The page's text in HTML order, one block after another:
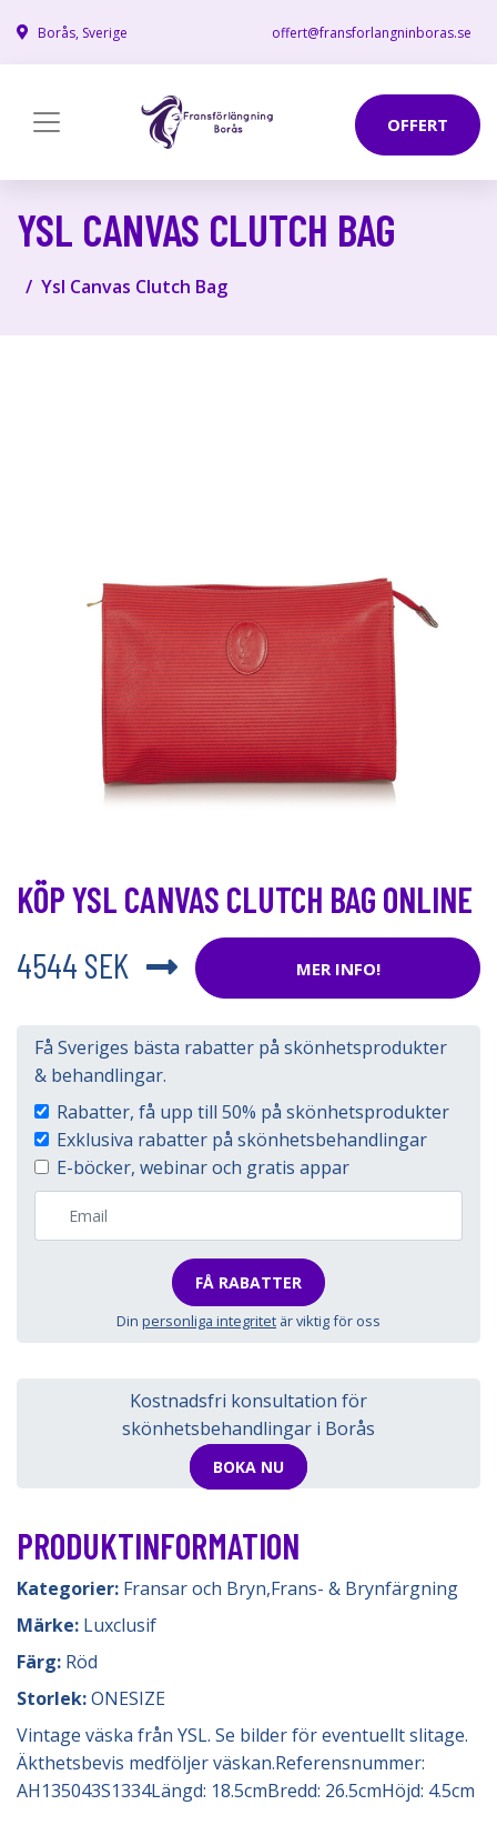
Borås, Sverige offert@fransforlangninboras.se
OFFERT
YSL CANVAS CLUTCH BAG
Ysl Canvas Clutch Bag
KÖP YSL CANVAS CLUTCH BAG ONLINE
4544 SEK
MER INFO!
Få Sveriges bästa rabatter på skönhetsprodukter
& behandlingar.
Rabatter, få upp till 50% på skönhetsprodukter
Exklusiva rabatter på skönhetsbehandlingar
E-böcker, webinar och gratis appar
FÅ RABATTER
Din personliga integritet är viktig för oss
Kostnadsfri konsultation för
skönhetsbehandlingar i Borås
BOKA NU
PRODUKTINFORMATION
Kategorier: Fransar och Bryn,Frans- & Brynfärgning
Märke: Luxclusif
Färg: Röd
Storlek:ONESIZE
Vintage väska från YSL. Se bilder för eventuellt slitage.
Äkthetsbevis medföljer väskan.Referensnummer:
AH135043S1334Längd: 18.5cmBredd: 26.5cmHöjd: 4.5cm